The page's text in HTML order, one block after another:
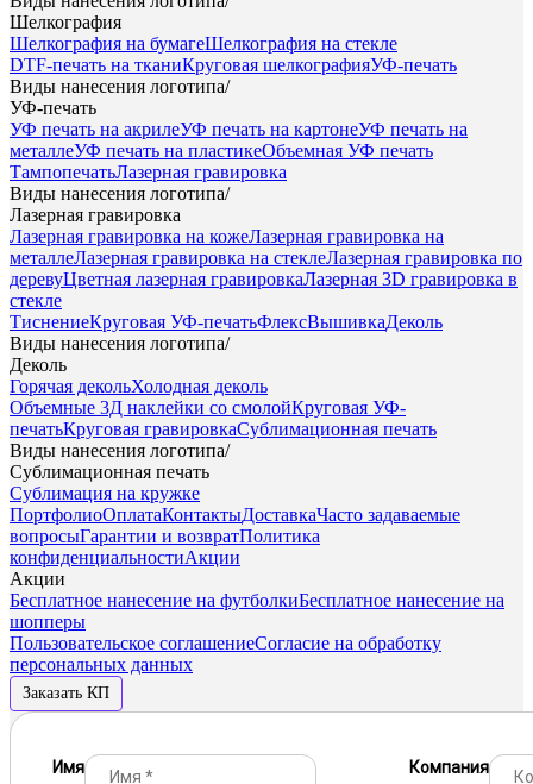
Шелкография
Шелкография на бумагеШелкография на стекле
DTF-печать на тканиКруговая шелкографияУФ-печать
Виды нанесения логотипа/
УФ-печать
УФ печать на акрилеУФ печать на картонеУФ печать на
металлеУФ печать на пластикеОбъемная УФ печать
ТампопечатьЛазерная гравировка
Виды нанесения логотипа/
Лазерная гравировка
Лазерная гравировка на кожеЛазерная гравировка на
металлеЛазерная гравировка на стеклеЛазерная гравировка по
деревуЦветная лазерная гравировкаЛазерная 3D гравировка в
стекле
ТиснениеКруговая УФ-печатьФлексВышивкаДеколь
Виды нанесения логотипа/
Деколь
Горячая декольХолодная деколь
Объемные 3Д наклейки со смолойКруговая УФ-
печатьКруговая гравировкаСублимационная печать
Виды нанесения логотипа/
Сублимационная печать
Сублимация на кружке
ПортфолиоОплатаКонтактыДоставкаЧасто задаваемые
вопросыГарантии и возвратПолитика
конфиденциальностиАкции
Акции
Бесплатное нанесение на футболкиБесплатное нанесение на
шопперы
Пользовательское соглашениеСогласие на обработку
персональных данных
Заказать КП
Имя Компания